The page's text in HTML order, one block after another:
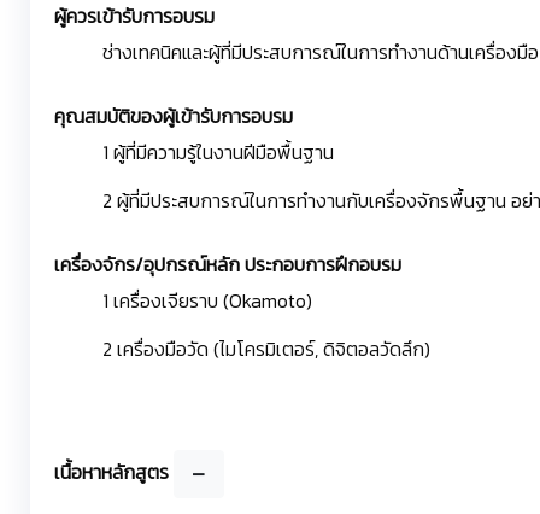
ผู้ควรเข้ารับการอบรม
ช่างเทคนิคและผู้ที่มีประสบการณ์ในการทำงานด้านเครื่องมื
คุณสมบัติของผู้เข้ารับการอบรม
1 ผู้ที่มีความรู้ในงานฝีมือพื้นฐาน
2 ผู้ที่มีประสบการณ์ในการทำงานกับเครื่องจักรพื้นฐาน อย่
เครื่องจักร/อุปกรณ์หลัก ประกอบการฝึกอบรม
1 เครื่องเจียราบ (Okamoto)
2 เครื่องมือวัด (ไมโครมิเตอร์, ดิจิตอลวัดลึก)
เนื้อหาหลักสูตร